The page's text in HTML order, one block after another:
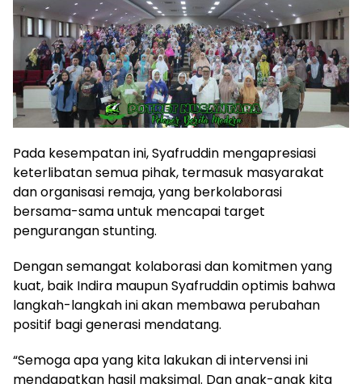
Pada kesempatan ini, Syafruddin mengapresiasi
keterlibatan semua pihak, termasuk masyarakat
dan organisasi remaja, yang berkolaborasi
bersama-sama untuk mencapai target
pengurangan stunting.
Dengan semangat kolaborasi dan komitmen yang
kuat, baik Indira maupun Syafruddin optimis bahwa
langkah-langkah ini akan membawa perubahan
positif bagi generasi mendatang.
“Semoga apa yang kita lakukan di intervensi ini
mendapatkan hasil maksimal. Dan anak-anak kita